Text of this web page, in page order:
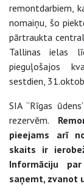
remontdarbiem,
nomaiņu, šo
pārtraukta
Tallinas ielas
pieguļošajos
sestdien,
SIA “Rīgas
rezervēm.
pieejams arī
skaits ir
Informāciju
saņemt, zvanot